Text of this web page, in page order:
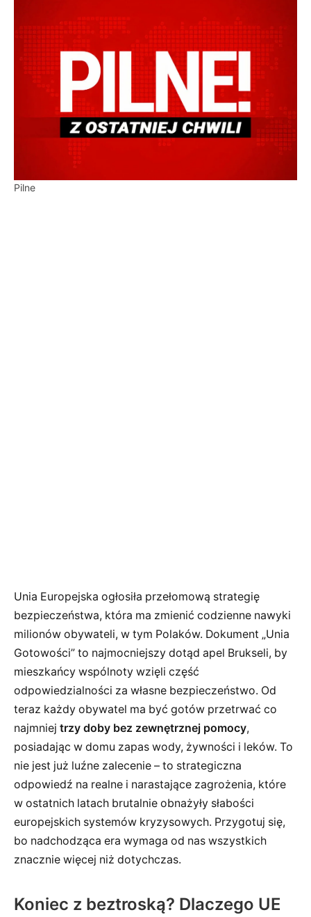
Pilne
Unia Europejska ogłosiła przełomową strategię
bezpieczeństwa, która ma zmienić codzienne nawyki
milionów obywateli, w tym Polaków. Dokument „Unia
Gotowości” to najmocniejszy dotąd apel Brukseli, by
mieszkańcy wspólnoty wzięli część
odpowiedzialności za własne bezpieczeństwo. Od
teraz każdy obywatel ma być gotów przetrwać co
najmniej trzy doby bez zewnętrznej pomocy,
posiadając w domu zapas wody, żywności i leków. To
nie jest już luźne zalecenie – to strategiczna
odpowiedź na realne i narastające zagrożenia, które
w ostatnich latach brutalnie obnażyły słabości
europejskich systemów kryzysowych. Przygotuj się,
bo nadchodząca era wymaga od nas wszystkich
znacznie więcej niż dotychczas.
Koniec z beztroską? Dlaczego UE